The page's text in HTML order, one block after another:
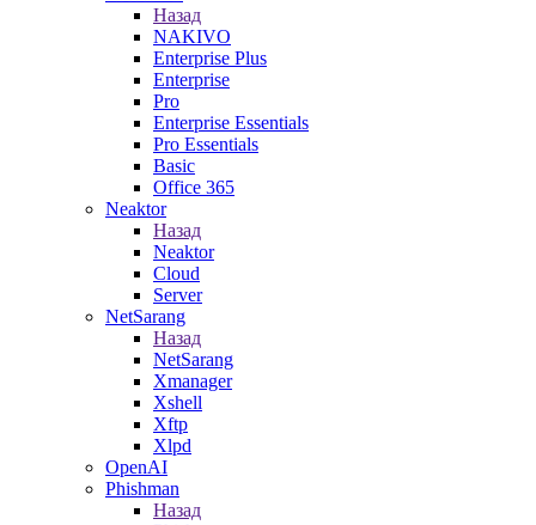
Назад
NAKIVO
Enterprise Plus
Enterprise
Pro
Enterprise Essentials
Pro Essentials
Basic
Office 365
Neaktor
Назад
Neaktor
Cloud
Server
NetSarang
Назад
NetSarang
Xmanager
Xshell
Xftp
Xlpd
OpenAI
Phishman
Назад